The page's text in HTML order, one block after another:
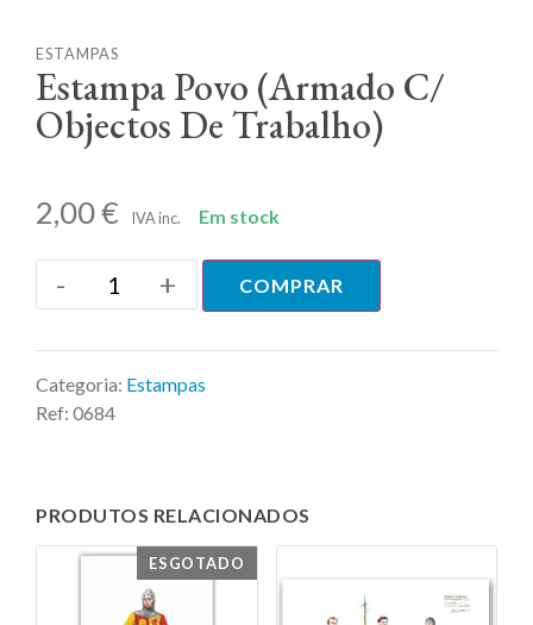
ESTAMPAS
Estampa Povo (Armado C/
Objectos De Trabalho)
2,00€ IVA inc. Em stock
- + COMPRAR
Categoria: Estampas
Ref: 0684
PRODUTOS RELACIONADOS
ESGOTADO